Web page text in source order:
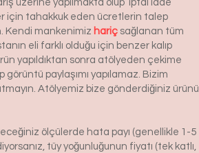
üzerine yapılmakta olup iptal iade
için tahakkuk eden ücretlerin talep
Kendi mankenimiz hariç sağlanan tüm
eli farklı olduğu için benzer kalıp
yapıldıktan sonra atölyeden çekime
paylaşımı yapılamaz. Bizim
Atölyemiz bize gönderdiğiniz ürünü
ölçülerde hata payı (genellikle 1-5
tüy yoğunluğunun fiyatı (tek katlı,